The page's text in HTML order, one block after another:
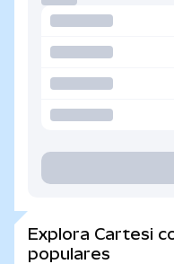
Explora Cartesi
populares